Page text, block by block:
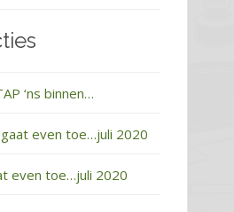
‘ns binnen…
even toe…juli 2020
even toe…juli 2020